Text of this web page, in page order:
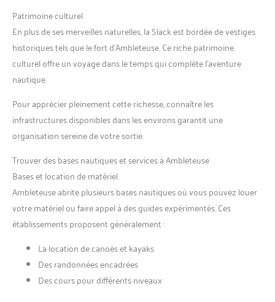
Patrimoine culturel
En plus de ses merveilles naturelles, la Slack est bordée de vestiges
historiques tels que le fort d’Ambleteuse. Ce riche patrimoine
culturel offre un voyage dans le temps qui complète l’aventure
nautique.
Pour apprécier pleinement cette richesse, connaître les
infrastructures disponibles dans les environs garantit une
organisation sereine de votre sortie.
Trouver des bases nautiques et services à Ambleteuse
Bases et location de matériel
Ambleteuse abrite plusieurs bases nautiques où vous pouvez louer
votre matériel ou faire appel à des guides expérimentés. Ces
établissements proposent généralement :
La location de canoës et kayaks
Des randonnées encadrées
Des cours pour différents niveaux